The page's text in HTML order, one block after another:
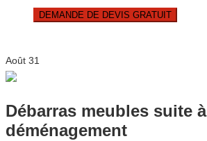
DEMANDE DE DEVIS GRATUIT
Août 31
Débarras meubles suite à
déménagement